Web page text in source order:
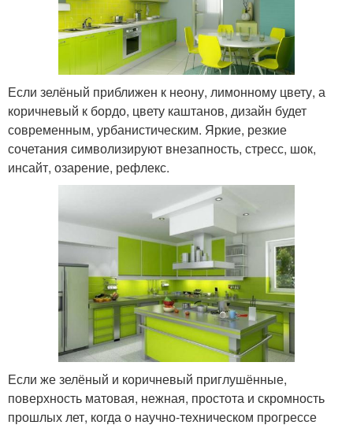
Если зелёный приближен к неону, лимонному цвету, а
коричневый к бордо, цвету каштанов, дизайн будет
современным, урбанистическим. Яркие, резкие
сочетания символизируют внезапность, стресс, шок,
инсайт, озарение, рефлекс.
Если же зелёный и коричневый приглушённые,
поверхность матовая, нежная, простота и скромность
прошлых лет, когда о научно-техническом прогрессе